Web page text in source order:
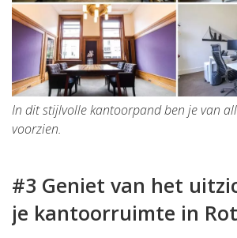
In dit stijlvolle kantoorpand ben je van
voorzien.
#3 Geniet van het
je kantoorruimte in